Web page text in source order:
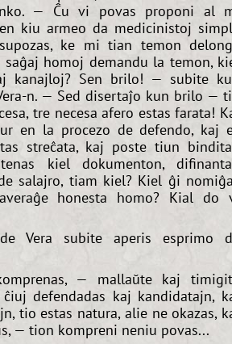
— Ĉu vi povas proponi al
kiu armeo da medicinistoj
ke mi tian temon
saĝaj homoj demandu la temon,
kanajloj? Sen brilo! — subite
n. — Sed disertaĵo kun brilo —
tre necesa afero estas farata!
en la procezo de defendo, kaj
streĉata, kaj poste tiun
kiel dokumenton,
salajro, tiam kiel? Kiel ĝi
honesta homo? Kial do
Vera subite aperis esprimo
— mallaŭte kaj
defendadas kaj kandidatajn,
tio estas natura, alie ne okazas,
— tion kompreni neniu povas...